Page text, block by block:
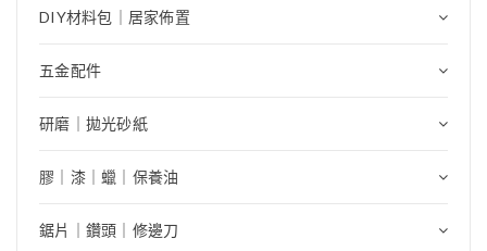
DIY材料包｜居家佈置
五金配件
研磨｜拋光砂紙
膠｜漆｜蠟｜保養油
鋸片｜鑽頭｜修邊刀